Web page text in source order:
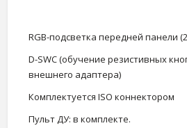
RGB-подсветка передней панели
D-SWC (обучение резистивных
внешнего адаптера)
Комплектуется ISO коннектором
Пульт ДУ: в комплекте.